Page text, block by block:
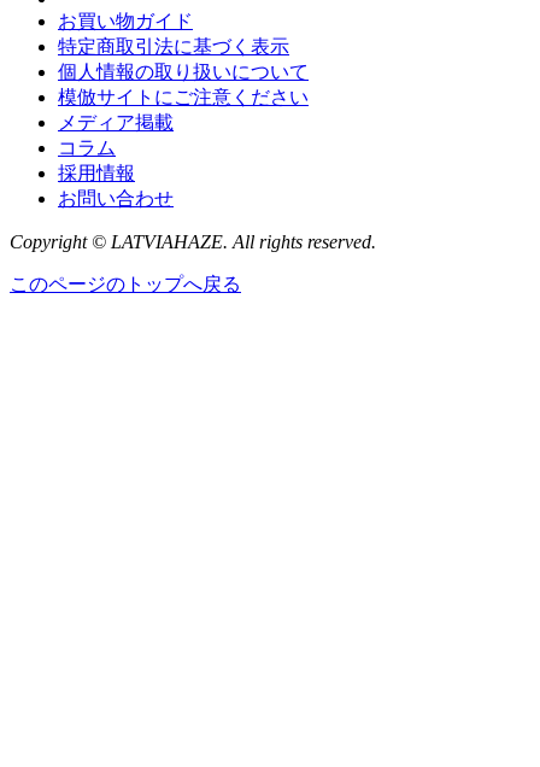
お買い物ガイド
特定商取引法に基づく表示
個人情報の取り扱いについて
模倣サイトにご注意ください
メディア掲載
コラム
採用情報
お問い合わせ
Copyright © LATVIAHAZE. All rights reserved.
このページのトップへ戻る